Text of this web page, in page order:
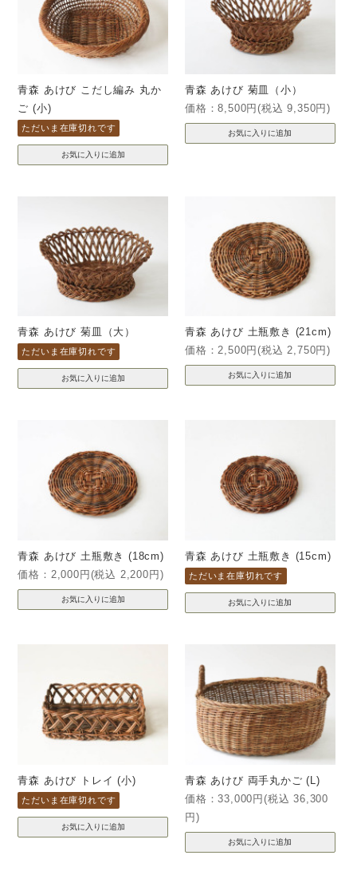
青森 あけび こだし編み 丸か
ご (小)
ただいま在庫切れです
青森 あけび 菊皿（小）
価格：8,500円(税込 9,350円)
青森 あけび 菊皿（大）
ただいま在庫切れです
青森 あけび 土瓶敷き (21cm)
価格：2,500円(税込 2,750円)
青森 あけび 土瓶敷き (18cm)
価格：2,000円(税込 2,200円)
青森 あけび 土瓶敷き (15cm)
ただいま在庫切れです
青森 あけび トレイ (小)
ただいま在庫切れです
青森 あけび 両手丸かご (L)
価格：33,000円(税込 36,300
円)